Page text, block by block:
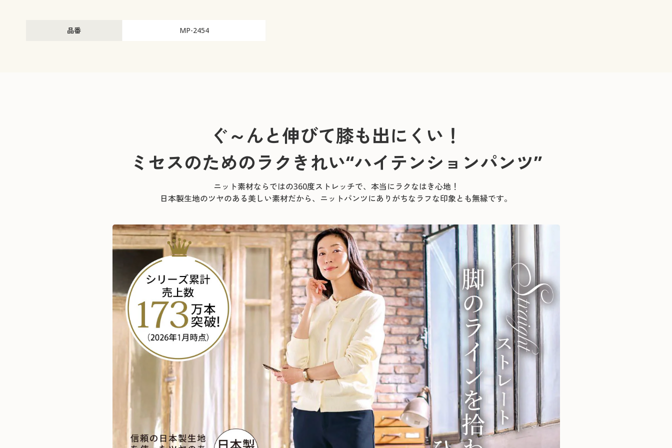
品番 MP-2454
ぐ～んと伸びて膝も出にくい！
ミセスのためのラクきれい“ハイテンションパンツ”
ニット素材ならではの360度ストレッチで、本当にラクなはき心地！
日本製生地のツヤのある美しい素材だから、ニットパンツにありがちなラフな印象とも無縁です。